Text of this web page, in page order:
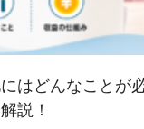
はどんなことが
説！